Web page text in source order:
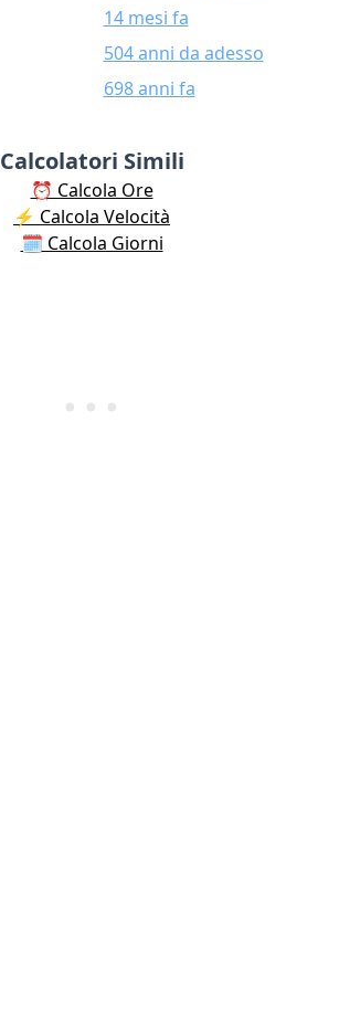
14 mesi fa
504 anni da adesso
698 anni fa
Calcolatori Simili
⏰ Calcola Ore
⚡️ Calcola Velocità
🗓️ Calcola Giorni